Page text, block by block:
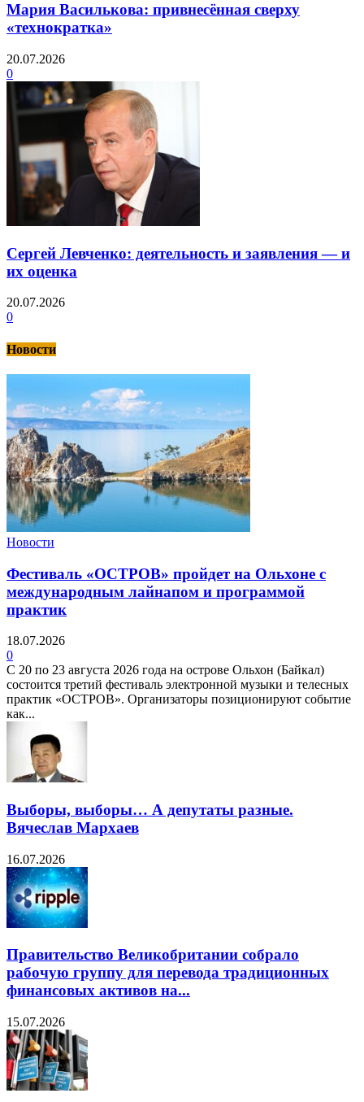
Мария Василькова: привнесённая сверху
«технократка»
20.07.2026
0
Сергей Левченко: деятельность и заявления — и
их оценка
20.07.2026
0
Новости
Новости
Фестиваль «ОСТРОВ» пройдет на Ольхоне с
международным лайнапом и программой
практик
18.07.2026
0
С 20 по 23 августа 2026 года на острове Ольхон (Байкал)
состоится третий фестиваль электронной музыки и телесных
практик «ОСТРОВ». Организаторы позиционируют событие
как...
Выборы, выборы… А депутаты разные.
Вячеслав Мархаев
16.07.2026
Правительство Великобритании собрало
рабочую группу для перевода традиционных
финансовых активов на...
15.07.2026